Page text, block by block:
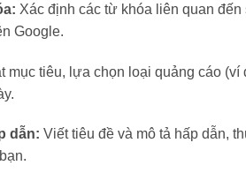
Xác định các từ khóa liên quan
Google.
mục tiêu, lựa chọn loại quảng cáo (ví
dẫn: Viết tiêu đề và mô tả hấp dẫn,